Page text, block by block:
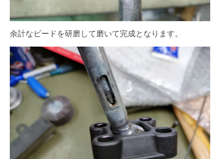
余計なビードを研磨して磨いて完成となります。